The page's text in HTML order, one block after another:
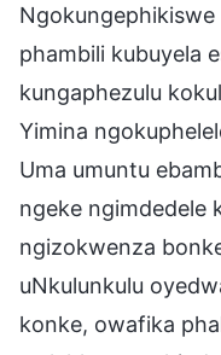
phambili kubuyela
kungaphezulu
Yimina
Uma umuntu
ngeke ngimdedele
ngizokwenza
uNkulunkulu
konke, owafika